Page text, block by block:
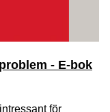
- E-bok
för